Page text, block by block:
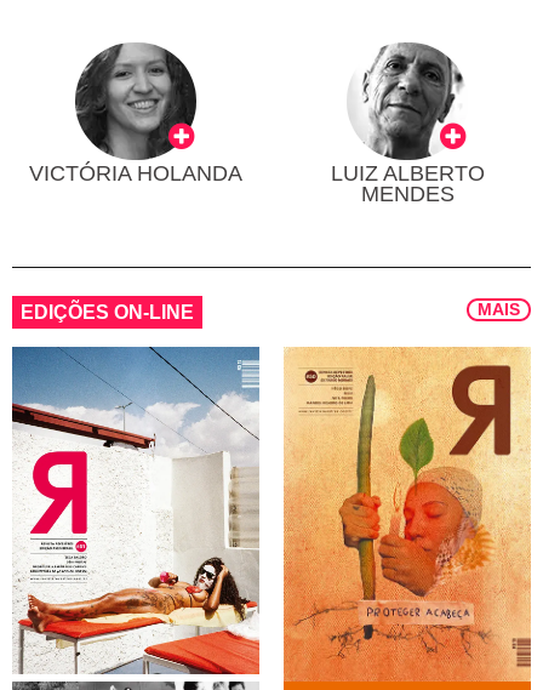
VICTÓRIA HOLANDA
LUIZ ALBERTO
MENDES
EDIÇÕES ON-LINE MAIS